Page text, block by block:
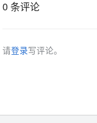
0 条评论
请登录写评论。